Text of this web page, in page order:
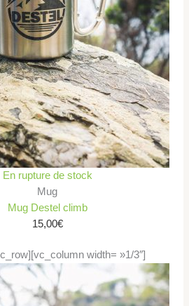
En rupture de stock
Mug
Mug Destel climb
15,00€
width= »1/3″]